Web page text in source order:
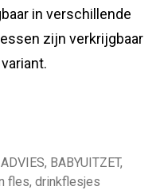
in verschillende
zijn verkrijgbaar
ADVIES, BABYUITZET,
fles,drinkflesjes